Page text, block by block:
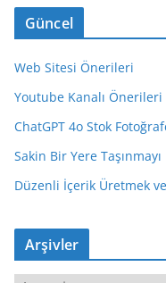
Güncel
Web Sitesi Önerileri
Youtube Kanalı Önerileri
ChatGPT 4o Stok
Sakin Bir Yere
Düzenli İçerik Üretmek ve
Arşivler